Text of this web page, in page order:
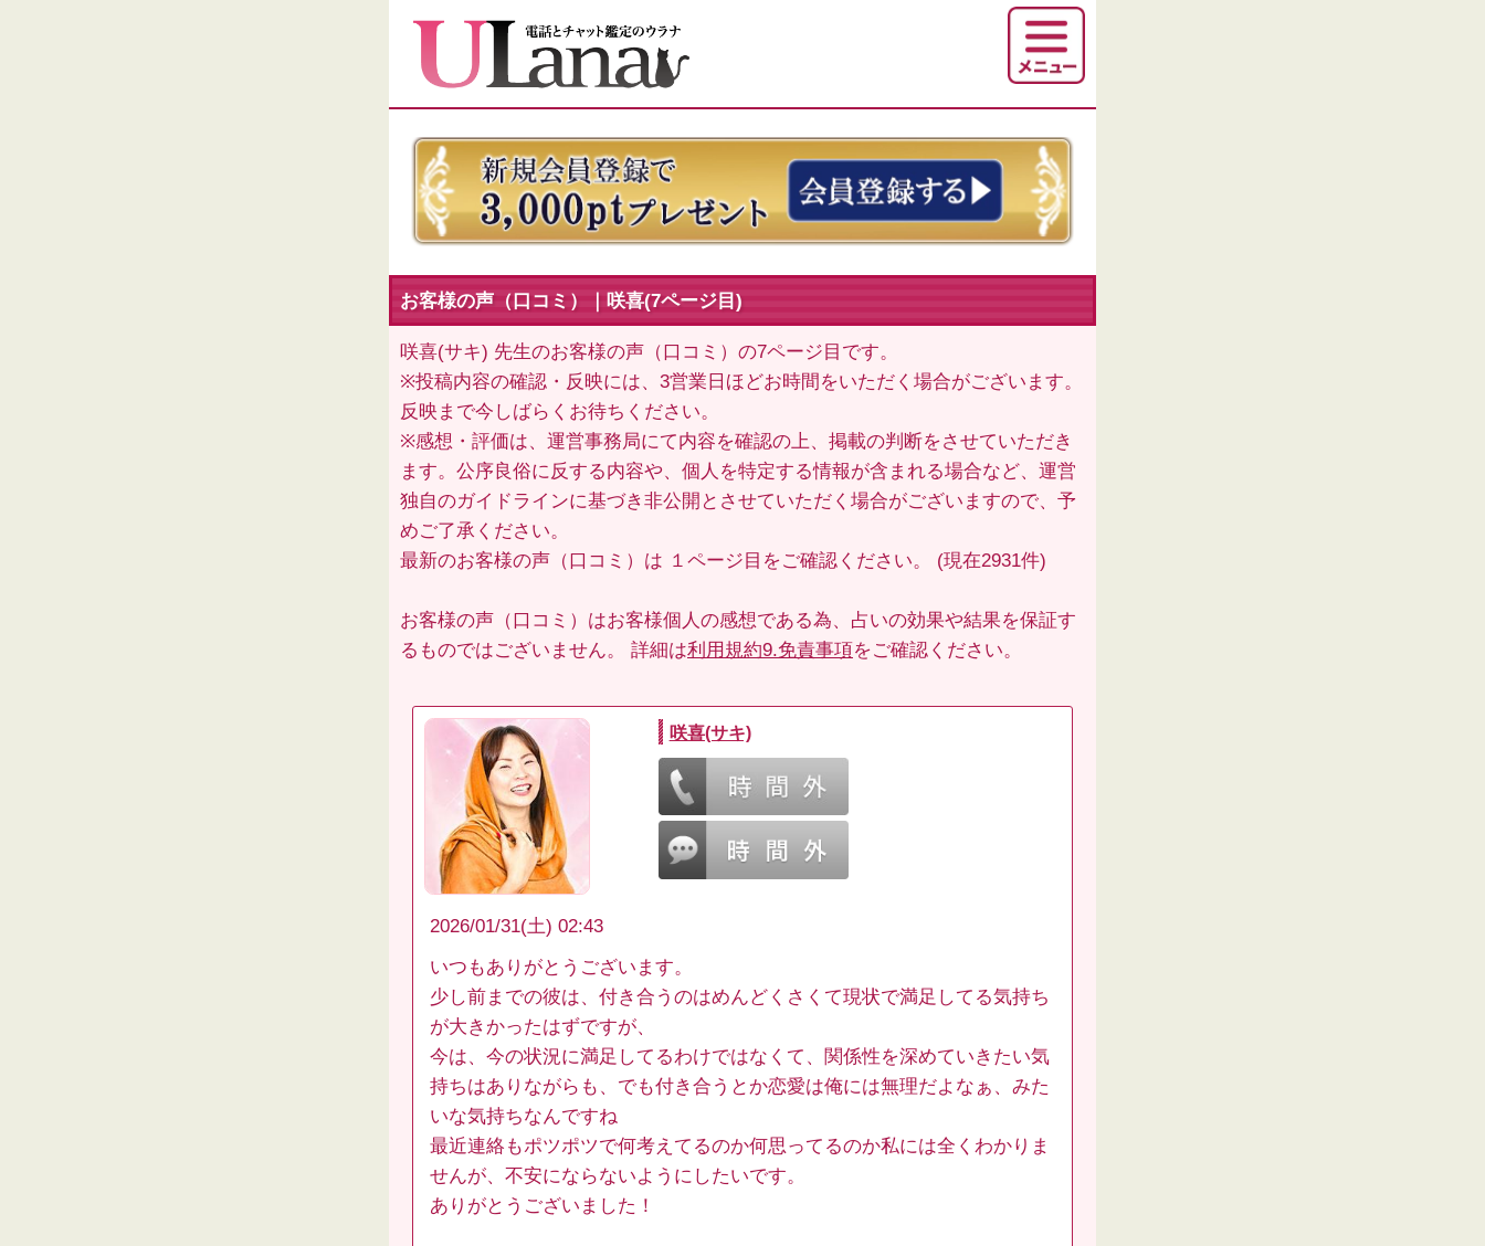
お客様の声（口コミ）｜咲喜(7ページ目)
咲喜(サキ) 先生のお客様の声（口コミ）の7ページ目です。
※投稿内容の確認・反映には、3営業日ほどお時間をいただく場合がございます。
反映まで今しばらくお待ちください。
※感想・評価は、運営事務局にて内容を確認の上、掲載の判断をさせていただき
ます。公序良俗に反する内容や、個人を特定する情報が含まれる場合など、運営
独自のガイドラインに基づき非公開とさせていただく場合がございますので、予
めご了承ください。
最新のお客様の声（口コミ）は １ページ目 をご確認ください。 (現在2931件)
お客様の声（口コミ）はお客様個人の感想である為、占いの効果や結果を保証す
るものではございません。 詳細は利用規約9.免責事項をご確認ください。
咲喜(サキ)
2026/01/31(土) 02:43
いつもありがとうございます。
少し前までの彼は、付き合うのはめんどくさくて現状で満足してる気持ち
が大きかったはずですが、
今は、今の状況に満足してるわけではなくて、関係性を深めていきたい気
持ちはありながらも、でも付き合うとか恋愛は俺には無理だよなぁ、みた
いな気持ちなんですね
最近連絡もポツポツで何考えてるのか何思ってるのか私には全くわかりま
せんが、不安にならないようにしたいです。
ありがとうございました！